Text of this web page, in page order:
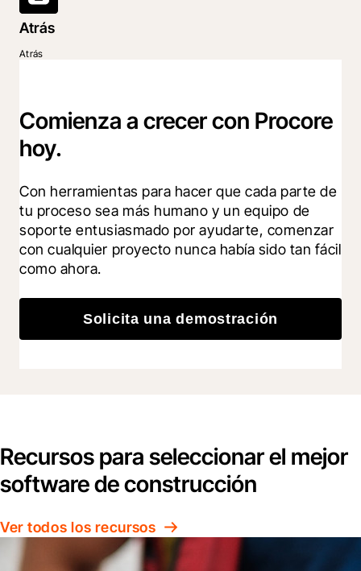
Atrás
Atrás
Comienza a crecer con Procore
hoy.
Con herramientas para hacer que cada parte de
tu proceso sea más humano y un equipo de
soporte entusiasmado por ayudarte, comenzar
con cualquier proyecto nunca había sido tan fácil
como ahora.
Solicita una demostración
Recursos para seleccionar el mejor
software de construcción
Ver todos los recursos